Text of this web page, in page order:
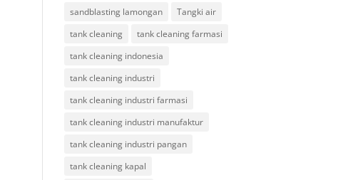
sandblasting lamongan
Tangki air
tank cleaning
tank cleaning farmasi
tank cleaning indonesia
tank cleaning industri
tank cleaning industri farmasi
tank cleaning industri manufaktur
tank cleaning industri pangan
tank cleaning kapal